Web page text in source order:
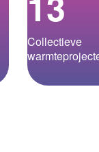
Collectieve